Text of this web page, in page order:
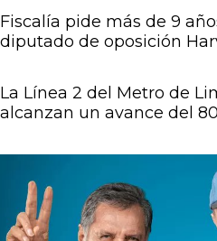
Fiscalía pide más de 9
diputado de oposición
La Línea 2 del Metro de
alcanzan un avance del